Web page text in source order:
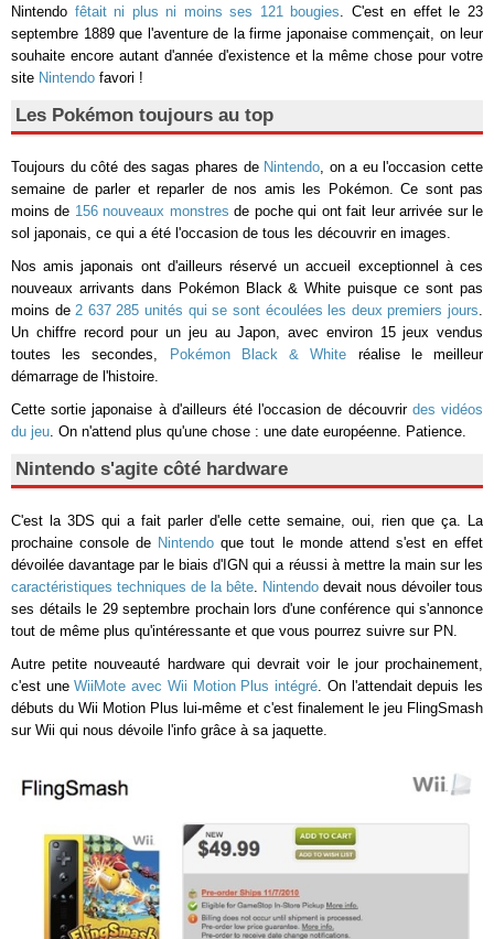
Nintendo fêtait ni plus ni moins ses 121 bougies. C'est en effet le 23
septembre 1889 que l'aventure de la firme japonaise commençait, on leur
souhaite encore autant d'année d'existence et la même chose pour votre
site Nintendo favori !
Les Pokémon toujours au top
Toujours du côté des sagas phares de Nintendo, on a eu l'occasion cette
semaine de parler et reparler de nos amis les Pokémon. Ce sont pas
moins de 156 nouveaux monstres de poche qui ont fait leur arrivée sur le
sol japonais, ce qui a été l'occasion de tous les découvrir en images.
Nos amis japonais ont d'ailleurs réservé un accueil exceptionnel à ces
nouveaux arrivants dans Pokémon Black & White puisque ce sont pas
moins de2 637 285 unités qui se sont écoulées les deux premiers jours.
Un chiffre record pour un jeu au Japon, avec environ 15 jeux vendus
toutes les secondes,
Pokémon Black & White réalise le meilleur
démarrage de l'histoire.
Cette sortie japonaise à d'ailleurs été l'occasion de découvrir des vidéos
du jeu. On n'attend plus qu'une chose : une date européenne. Patience.
Nintendo s'agite côté hardware
C'est la 3DS qui a fait parler d'elle cette semaine, oui, rien que ça. La
prochaine console de Nintendo que tout le monde attend s'est en effet
dévoilée davantage par le biais d'IGN qui a réussi à mettre la main sur les
caractéristiques techniques de la bête. Nintendo devait nous dévoiler tous
ses détails le 29 septembre prochain lors d'une conférence qui s'annonce
tout de même plus qu'intéressante et que vous pourrez suivre sur PN.
Autre petite nouveauté hardware qui devrait voir le jour prochainement,
c'est uneWiiMote avec Wii Motion Plus intégré. On l'attendait depuis les
débuts du Wii Motion Plus lui-même et c'est finalement le jeu FlingSmash
sur Wii qui nous dévoile l'info grâce à sa jaquette.